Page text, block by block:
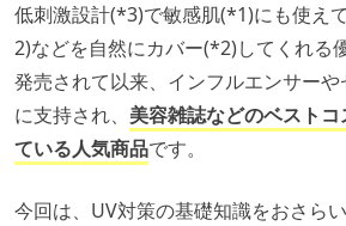
低刺激設計(*3)で敏感肌(*1)にも使え
2)などを自然にカバー(*2)してくれる
発売されて以来、インフルエンサー
に支持され、 美容雑誌などのベスト
ている人気商品です。
今回は、UV対策の基礎知識をおさら